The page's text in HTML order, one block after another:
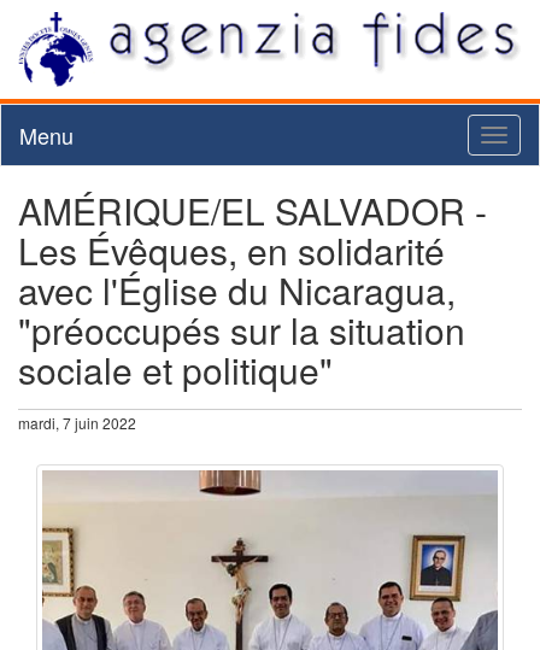
Menu
AMÉRIQUE/EL SALVADOR -
Les Évêques, en solidarité
avec l'Église du Nicaragua,
"préoccupés sur la situation
sociale et politique"
mardi, 7 juin 2022